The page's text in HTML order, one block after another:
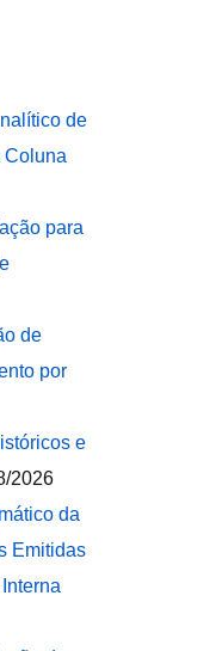
de
Coluna
para
de
por
e
2026
da
Emitidas